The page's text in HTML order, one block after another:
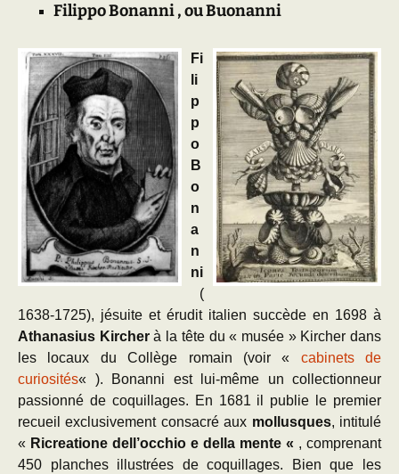
Filippo Bonanni, ouBuonanni
Fi
li
p
p
o
B
o
n
a
n
ni
(
1638-1725), jésuite et érudit italien succède en 1698 à
Athanasius Kircherà la tête du « musée » Kircher dans
les locaux du Collège romain (voir « cabinets de
curiosités« ). Bonanni est lui-même un collectionneur
passionné de coquillages. En 1681 il publie le premier
recueil exclusivement consacré aux mollusques, intitulé
« Ricreatione dell’occhio e della mente « , comprenant
450 planches illustrées de coquillages. Bien que les